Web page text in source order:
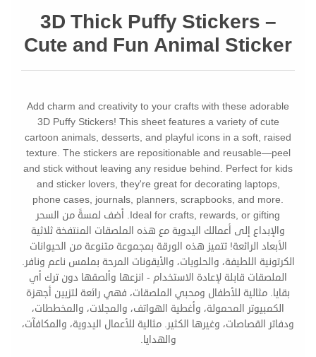
3D Thick Puffy Stickers –
Cute and Fun Animal Sticker
Add charm and creativity to your crafts with these adorable
3D Puffy Stickers! This sheet features a variety of cute
cartoon animals, desserts, and playful icons in a soft, raised
texture. The stickers are repositionable and reusable—peel
and stick without leaving any residue behind. Perfect for kids
and sticker lovers, they're great for decorating laptops,
phone cases, journals, planners, scrapbooks, and more.
Ideal for crafts, rewards, or gifting. أضف لمسةً من السحر
والإبداع إلى أعمالك اليدوية مع هذه الملصقات المنتفخة ثلاثية
الأبعاد الرائعة! تتميز هذه الورقة بمجموعة متنوعة من الحيوانات
الكرتونية اللطيفة، والحلويات، والأيقونات المرحة بملمس ناعم ونافر.
الملصقات قابلة لإعادة الاستخدام - انزعها وألصقها دون ترك أي
بقايا. مثالية للأطفال ومحبي الملصقات، فهي رائعة لتزيين أجهزة
الكمبيوتر المحمولة، وأغطية الهواتف، والمجلات، والمخططات،
ودفاتر القصاصات، وغيرها الكثير. مثالية للأعمال اليدوية، والمكافآت،
والهدايا.